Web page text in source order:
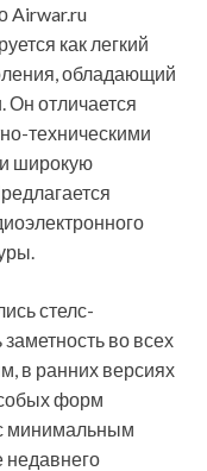
Airwar.ru
как легкий
обладающий
отличается
техническими
широкую
стелс-
во всех
в ранних версиях
форм
минимальным
недавнего